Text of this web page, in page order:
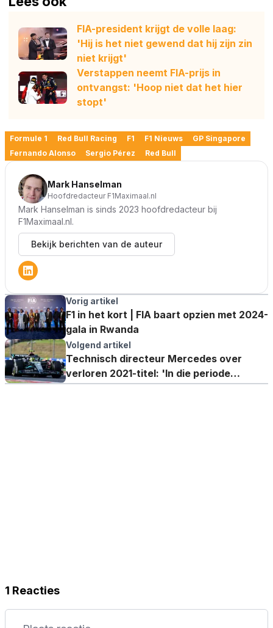
FIA-president krijgt de volle laag:
'Hij is het niet gewend dat hij zijn zin
niet krijgt'
Verstappen neemt FIA-prijs in
ontvangst: 'Hoop niet dat het hier
stopt'
Formule 1 Red Bull Racing F1 F1 Nieuws
GP Singapore
Fernando Alonso
Sergio Pérez Red Bull
Mark Hanselman
Hoofdredacteur F1Maximaal.nl
Mark Hanselman is sinds 2023 hoofdredacteur bij
F1Maximaal.nl.
Bekijk berichten van de auteur
Vorig artikel
F1 in het kort | FIA baart opzien met 2024-
gala in Rwanda
Volgend artikel
Technisch directeur Mercedes over
verloren 2021-titel: 'In die periode
raakten we verdeeld'
1 Reacties